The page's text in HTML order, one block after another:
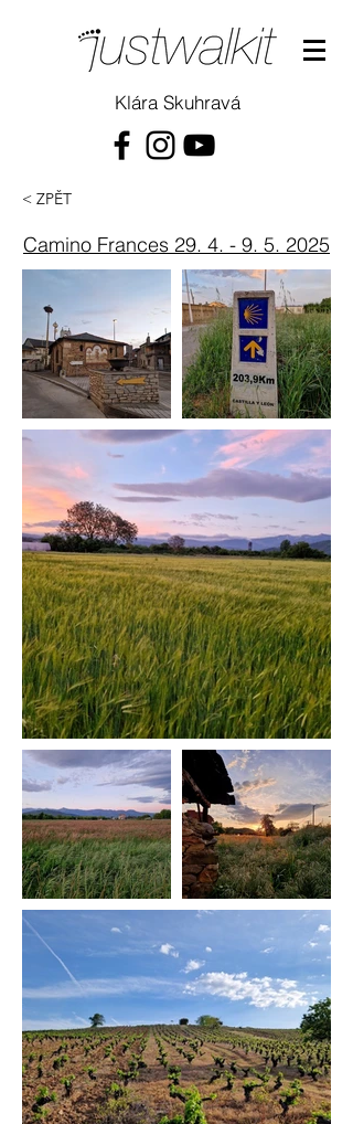
Klára Skuhravá
< ZPĚT
Camino Frances 29. 4. - 9. 5. 2025